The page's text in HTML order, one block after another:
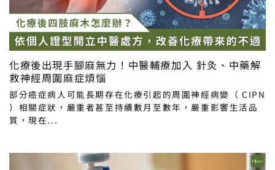
化療後出現手腳麻無力！中醫輔療加入 針灸、中藥解
救神經周圍麻症煩惱
部分癌症病人可能長期存在化療引起的周圍神經病變（ CIPN
）相關症狀，嚴重者甚至持續數月至數年，嚴重影響生活品
質，現在...